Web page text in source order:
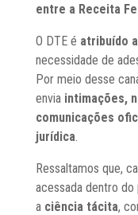
entre a Receita
O DTE é atribuído
necessidade de
Por meio desse
envia intimações,
comunicações
jurídica.
Ressaltamos que,
acessada dentro
a ciência tácita,